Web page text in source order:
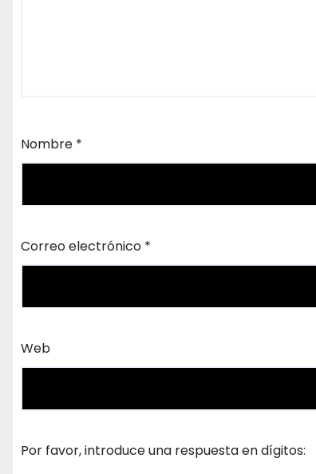
Nombre *
Correo electrónico *
Web
Por favor, introduce una respuesta en dígitos: